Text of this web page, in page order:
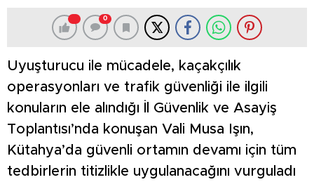
0
Uyuşturucu ile mücadele, kaçakçılık
operasyonları ve trafik güvenliği ile ilgili
konuların ele alındığı İl Güvenlik ve Asayiş
Toplantısı’nda konuşan Vali Musa Işın,
Kütahya’da güvenli ortamın devamı için tüm
tedbirlerin titizlikle uygulanacağını vurguladı